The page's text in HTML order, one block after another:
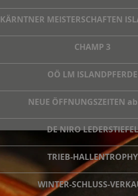
KÄRNTNER MEISTERSCHAFTEN
CHAMP 3
OÖ LM ISLANDPFERDE
NEUE ÖFFNUNGSZEITEN
DE NIRO LEDERSTIEFEL
TRIEB-HALLENTROPHY
WINTER-SCHLUSS-